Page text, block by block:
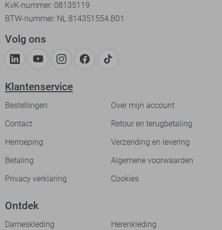
KvK-nummer: 08135119
BTW-nummer: NL 814351554.B01
Volg ons
Klantenservice
Bestellingen
Over mijn account
Contact
Retour en terugbetaling
Herroeping
Verzending en levering
Betaling
Algemene voorwaarden
Privacy verklaring
Cookies
Ontdek
Dameskleding
Herenkleding